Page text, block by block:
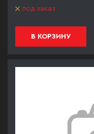
под заказ
В КОРЗИНУ